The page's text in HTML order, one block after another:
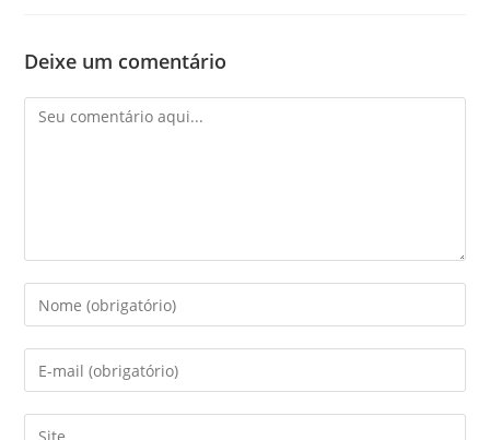
Deixe um comentário
Comentário
Digite
seu
nome
ou
de
Digite
seu
endereço
Digite